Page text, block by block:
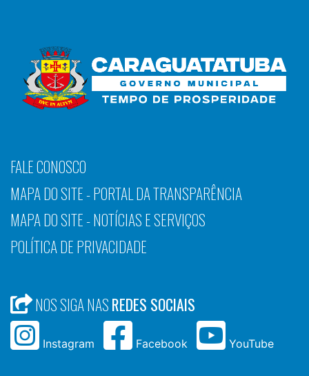
FALE CONOSCO
MAPA DO SITE - PORTAL DA TRANSPARÊNCIA
MAPA DO SITE - NOTÍCIAS E SERVIÇOS
POLÍTICA DE PRIVACIDADE
NOS SIGA NASREDES SOCIAIS
Instagram Facebook YouTube